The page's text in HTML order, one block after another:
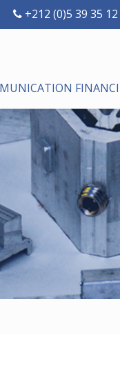
+212 (0)5 39 35